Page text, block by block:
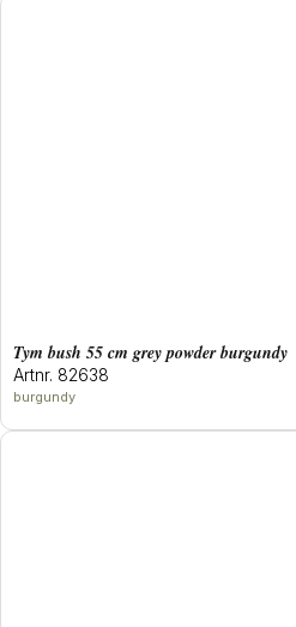
tym bush 55 cm grey powder burgundy
Artnr. 82638
burgundy